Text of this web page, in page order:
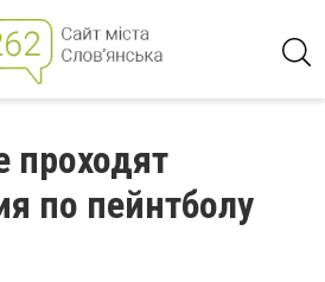
проходят
по пейнтболу